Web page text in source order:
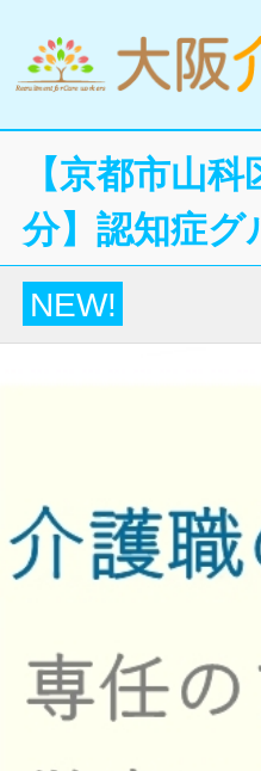
【京都市山
分】認知症
NEW!